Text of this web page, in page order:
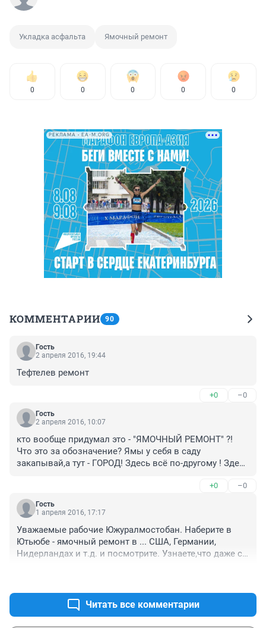
Укладка асфальта Ямочный ремонт
0 0 0 0 0
РЕКЛАМА • EA-M.ORG
КОММЕНТАРИИ 90
Гость
2 апреля 2016, 19:44
Тефтелев ремонт
+0 –0
Гость
2 апреля 2016, 10:07
кто вообще придумал это - "ЯМОЧНЫЙ РЕМОНТ" ?!
Что это за обозначение? Ямы у себя в саду
закапывай,а тут - ГОРОД! Здесь всё по-другому ! Здесь
+0 –0
Гость
1 апреля 2016, 17:17
Уважаемые рабочие Южуралмостобан. Наберите в
Ютьюбе - ямочный ремонт в ... США, Германии,
Нидерландах и т.д. и посмотрите. Узнаете,что даже с
Читать все комментарии